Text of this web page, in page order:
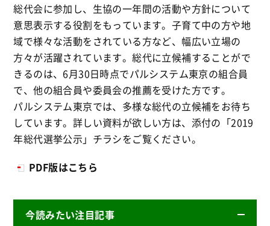
総代会に参加し、生協の一年間の活動や方針について
意思表示する役割をもっています。子育て中の方や地
域で様々な活動をされている方など、幅広い立場の
方々が活躍されています。総代に立候補することがで
きるのは、6月30日時点でパルシステム東京の組合員
で、他の組合員や委員会の推薦を受けた方です。
パルシステム東京では、多様な総代の立候補をお待ち
しています。詳しい資料が欲しい方は、添付の「2019
年総代選挙公示」チラシをご覧ください。
PDF版はこちら
今読みたい注目記事